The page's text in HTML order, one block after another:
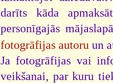
darīts kāda
personīgajās
fotogrāfijas autoru un
Ja fotogrāfijas vai
veikšanai, par kuru